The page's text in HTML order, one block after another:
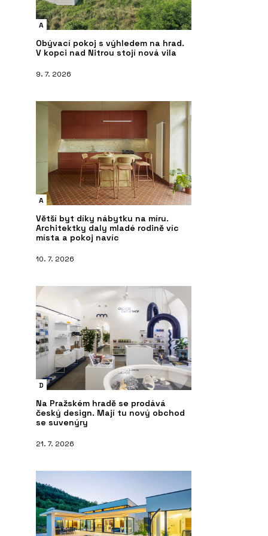
A
Obývací pokoj s výhledem na hrad.
V kopci nad Nitrou stojí nová vila
9. 7. 2026
A
Větší byt díky nábytku na míru.
Architektky daly mladé rodině víc
místa a pokoj navíc
10. 7. 2026
D
Na Pražském hradě se prodává
český design. Mají tu nový obchod
se suvenýry
21. 7. 2026